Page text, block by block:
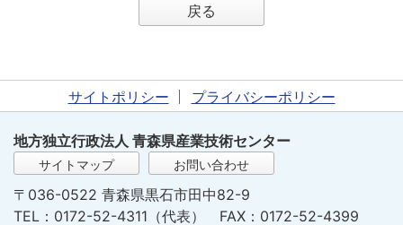
戻る
サイトポリシー プライバシーポリシー
地方独立行政法人 青森県産業技術センター
サイトマップ お問い合わせ
〒036-0522 青森県黒石市田中82-9
TEL：0172-52-4311（代表） FAX：0172-52-4399